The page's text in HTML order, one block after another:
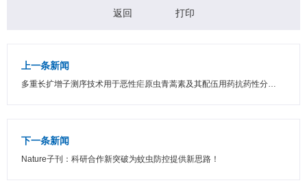
返回 打印
上一条新闻
多重长扩增子测序技术用于恶性疟原虫青蒿素及其配伍用药抗药性分…
下一条新闻
Nature子刊：科研合作新突破为蚊虫防控提供新思路！